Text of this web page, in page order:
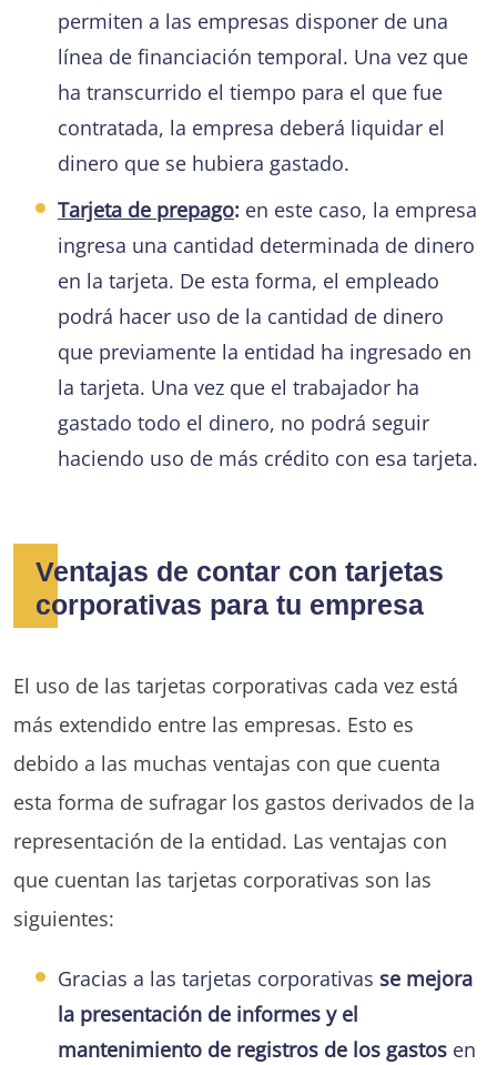
permiten a las empresas disponer de una
línea de financiación temporal. Una vez que
ha transcurrido el tiempo para el que fue
contratada, la empresa deberá liquidar el
dinero que se hubiera gastado.
Tarjeta de prepago: en este caso, la empresa
ingresa una cantidad determinada de dinero
en la tarjeta. De esta forma, el empleado
podrá hacer uso de la cantidad de dinero
que previamente la entidad ha ingresado en
la tarjeta. Una vez que el trabajador ha
gastado todo el dinero, no podrá seguir
haciendo uso de más crédito con esa tarjeta.
Ventajas de contar con tarjetas
corporativas para tu empresa
El uso de las tarjetas corporativas cada vez está
más extendido entre las empresas. Esto es
debido a las muchas ventajas con que cuenta
esta forma de sufragar los gastos derivados de la
representación de la entidad. Las ventajas con
que cuentan las tarjetas corporativas son las
siguientes:
Gracias a las tarjetas corporativas se mejora
la presentación de informes y el
mantenimiento de registros de los gastos en